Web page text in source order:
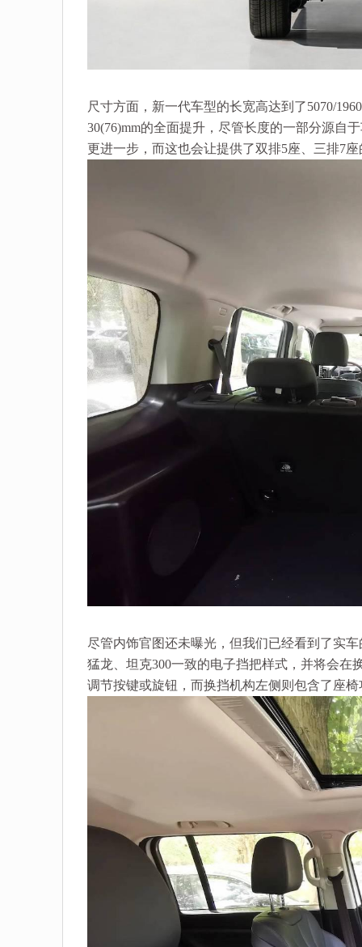
尺寸方面，新一代车型的长宽高达到了5070/
30(76)mm的全面提升，尽管长度的一部分源自
更进一步，而这也会让提供了双排5座、三排7
尽管内饰官图还未曝光，但我们已经看到了实
猛龙、坦克300一致的电子挡把样式，并将会
调节按键或旋钮，而换挡机构左侧则包含了座